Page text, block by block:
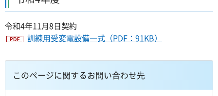
令和4年11月8日契約
訓練用受変電設備一式（PDF：91KB）
このページに関するお問い合わせ先